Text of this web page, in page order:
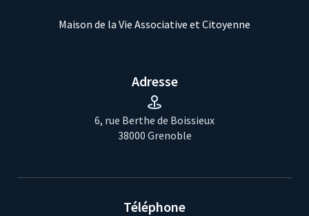
Maison de la Vie Associative et Citoyenne
Adresse
6, rue Berthe de Boissieux
38000 Grenoble
Téléphone